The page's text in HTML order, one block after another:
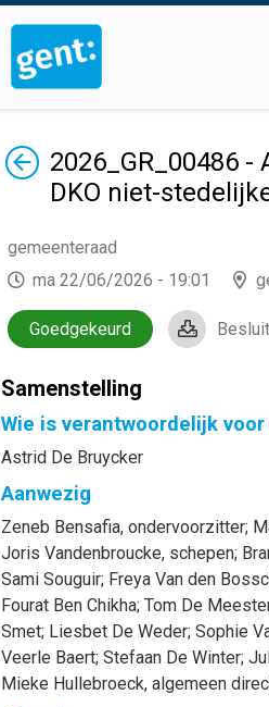
Terug2026_GR_00486
DKO niet-
gemeenteraad
ma 22/06/2026 - 19:01
Goedgekeurd Besluit
Samenstelling
Wie is verantwoordelijk
Astrid De Bruycker
Aanwezig
Zeneb Bensafia, ondervoorzitter;
Joris Vandenbroucke, schepen;
Sami Souguir; Freya Van den
Fourat Ben Chikha; Tom De
Smet; Liesbet De Weder; Sophie
Veerle Baert; Stefaan De Winter;
Mieke Hullebroeck, algemeen